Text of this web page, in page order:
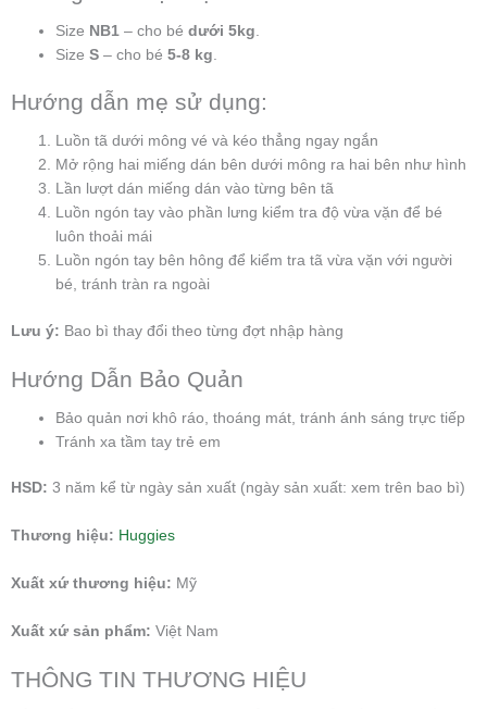
Size NB1 – cho bédưới 5kg.
SizeS – cho bé5-8 kg.
Hướng dẫn mẹ sử dụng:
Luồn tã dưới mông vé và kéo thẳng ngay ngắn
Mở rộng hai miếng dán bên dưới mông ra hai bên như hình
Lần lượt dán miếng dán vào từng bên tã
Luồn ngón tay vào phần lưng kiểm tra độ vừa vặn để bé
luôn thoải mái
Luồn ngón tay bên hông để kiểm tra tã vừa vặn với người
bé, tránh tràn ra ngoài
Lưu ý: Bao bì thay đổi theo từng đợt nhập hàng
Hướng Dẫn Bảo Quản
Bảo quản nơi khô ráo, thoáng mát, tránh ánh sáng trực tiếp
Tránh xa tầm tay trẻ em
HSD: 3 năm kể từ ngày sản xuất (ngày sản xuất: xem trên bao bì)
Thương hiệu: Huggies
Xuất xứ thương hiệu: Mỹ
Xuất xứ sản phẩm: Việt Nam
THÔNG TIN THƯƠNG HIỆU